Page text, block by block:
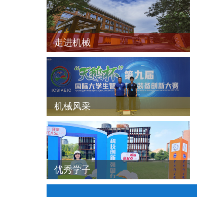
走进机械
机械风采
优秀学子